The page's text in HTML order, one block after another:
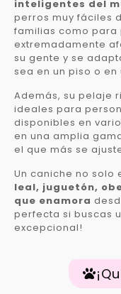
inteligentes del
perros muy fáciles
familias como para
extremadamente
su gente y se
sea en un piso o
Además, su pelaje
ideales para
disponibles en
en una amplia
el que más se
Un caniche no solo
leal, juguetón,
que enamora
perfecta si buscas
excepcional!